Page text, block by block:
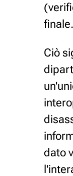
finale.
Ciò
dato